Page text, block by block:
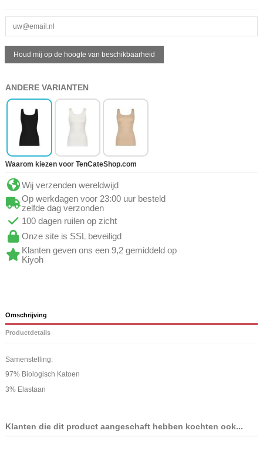
ANDERE VARIANTEN
Waarom kiezen voor TenCateShop.com
Wij verzenden wereldwijd
Op werkdagen voor 23:00 uur besteld
zelfde dag verzonden
100 dagen ruilen op zicht
Onze site is SSL beveiligd
Klanten geven ons een 9,2 gemiddeld op
Kiyoh
Omschrijving
Productdetails
Samenstelling:
97% Biologisch Katoen
3% Elastaan
Klanten die dit product aangeschaft hebben kochten ook...